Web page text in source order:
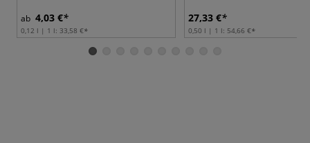
ab 4,03 €
0,12 l | 1 l: 33,58 €
27,33 €
0,50 l | 1 l: 54,66 €